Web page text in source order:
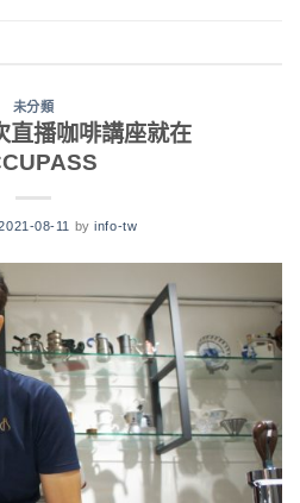
未分類
直播咖啡講座就在
08-11 byinfo-tw